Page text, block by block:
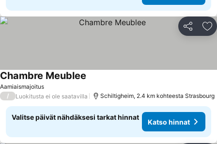
Jaa
Aamiaismajoitus
Chambre Meublee
/ Luokitusta ei ole saatavilla Schiltigheim, 2.4 km kohteesta Strasbourg
Valitse päivät nähdäksesi tarkat hinnat
Katso hinnat